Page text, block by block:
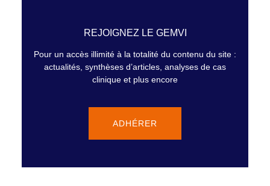
REJOIGNEZ LE GEMVI
Pour un accès illimité à la totalité du contenu du site :
actualités, synthèses d’articles, analyses de cas
clinique et plus encore
ADHÉRER